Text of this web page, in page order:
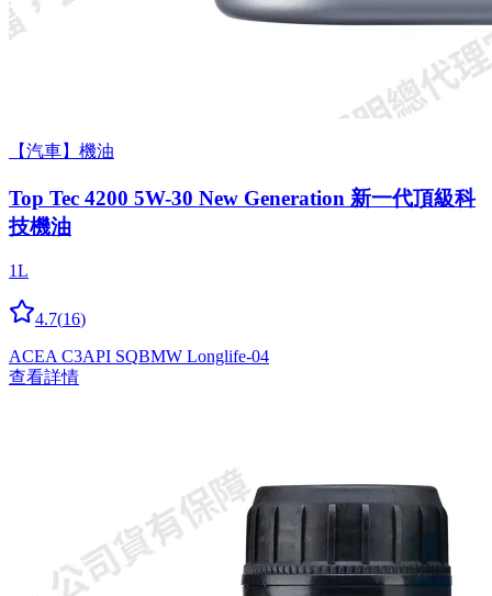
【汽車】機油
Top Tec 4200 5W-30 New Generation 新一代頂級科
技機油
1L
4.7(16)
ACEA C3API SQBMW Longlife-04
查看詳情